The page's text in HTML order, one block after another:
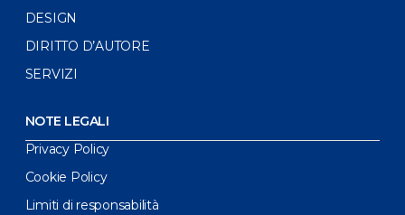
DESIGN
DIRITTO D’AUTORE
SERVIZI
NOTE LEGALI
Privacy Policy
Cookie Policy
Limiti di responsabilità